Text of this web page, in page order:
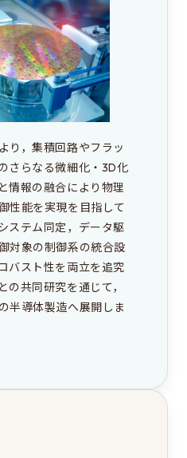
り，集積回路やフラッ
さらなる微細化・3D化
情報の融合により物理
性能を実現を目指して
ステム同定，データ駆
対象の制御系の統合設
バスト性を両立を追究
の共同研究を通じて，
半導体製造へ展開しま